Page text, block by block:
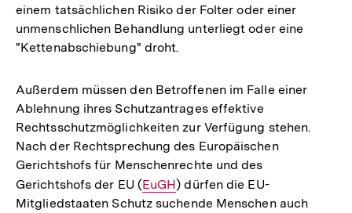
einem tatsächlichen Risiko der Folter oder einer
unmenschlichen Behandlung unterliegt oder eine
"Kettenabschiebung" droht.
Außerdem müssen den Betroffenen im Falle einer
Ablehnung ihres Schutzantrages effektive
Rechtsschutzmöglichkeiten zur Verfügung stehen.
Nach der Rechtsprechung des Europäischen
Gerichtshofs für Menschenrechte und des
Gerichtshofs der EU (Interner
Link:
EuGH) dürfen die EU-
Mitgliedstaaten Schutz suchende Menschen auch